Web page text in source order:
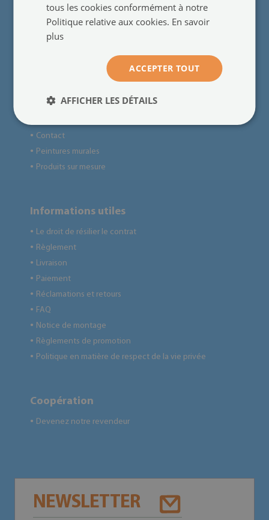
Avis clients
● Contact
● Peintures murales
● Produits sur mesure
Informations utiles
● Le droit de résilier le contrat
● Règlement
● Livraison
● Paiement
● Réclamations et retours
● FAQ
● Notice de montage
● Règlements de promotion
● Politique en matière de respect de la vie privée
Coopération
● Devenez notre revendeur
NEWSLETTER
tous les cookies conformément à notre
Politique relative aux cookies. En savoir
plus
ACCEPTER TOUT
AFFICHER LES DÉTAILS